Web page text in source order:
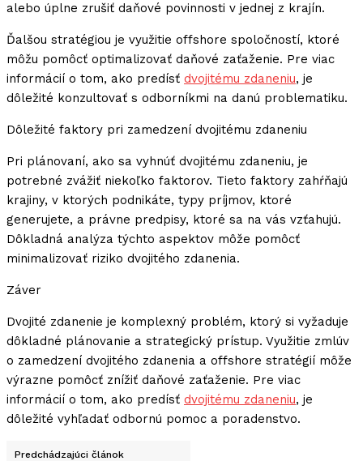
alebo úplne zrušiť daňové povinnosti v jednej z krajín.
Ďalšou stratégiou je využitie offshore spoločností, ktoré
môžu pomôcť optimalizovať daňové zaťaženie. Pre viac
informácií o tom, ako predísť dvojitému zdaneniu, je
dôležité konzultovať s odborníkmi na danú problematiku.
Dôležité faktory pri zamedzení dvojitému zdaneniu
Pri plánovaní, ako sa vyhnúť dvojitému zdaneniu, je
potrebné zvážiť niekoľko faktorov. Tieto faktory zahŕňajú
krajiny, v ktorých podnikáte, typy príjmov, ktoré
generujete, a právne predpisy, ktoré sa na vás vzťahujú.
Dôkladná analýza týchto aspektov môže pomôcť
minimalizovať riziko dvojitého zdanenia.
Záver
Dvojité zdanenie je komplexný problém, ktorý si vyžaduje
dôkladné plánovanie a strategický prístup. Využitie zmlúv
o zamedzení dvojitého zdanenia a offshore stratégií môže
výrazne pomôcť znížiť daňové zaťaženie. Pre viac
informácií o tom, ako predísť dvojitému zdaneniu, je
dôležité vyhľadať odbornú pomoc a poradenstvo.
Predchádzajúci článok